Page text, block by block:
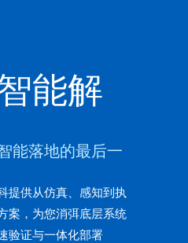
能解
能落地的最后一
提供从仿真、感知到执
案，为您消弭底层系统
验证与一体化部署